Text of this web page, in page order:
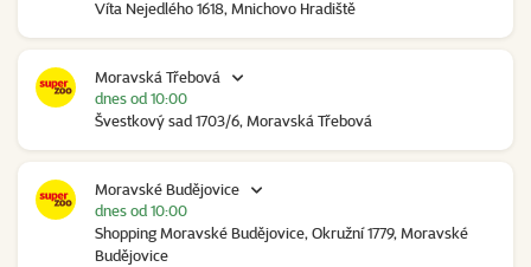
Víta Nejedlého 1618, Mnichovo Hradiště
Moravská Třebová
Švestkový sad 1703/6, Moravská Třebová
dnes od 10:00
Moravské Budějovice
Shopping Moravské Budějovice, Okružní 1779, Moravské
Budějovice
dnes od 10:00